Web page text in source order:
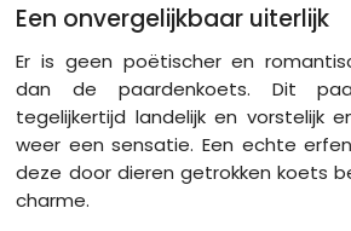
Een onvergelijkbaar uiterlijk
Er is geen poëtischer en
dan de paardenkoets. Dit
tegelijkertijd landelijk en vorstelijk
weer een sensatie. Een echte
deze door dieren getrokken koets
charme.